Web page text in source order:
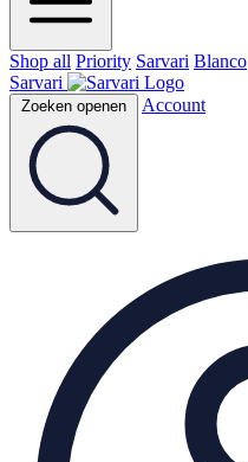
Shop all Priority Sarvari Blanco
Sarvari
Zoeken openen Account